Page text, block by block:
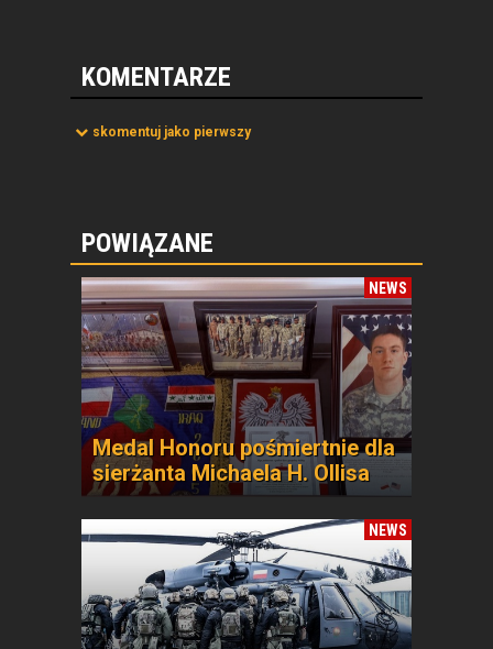
KOMENTARZE
skomentuj jako pierwszy
POWIĄZANE
NEWS
Medal Honoru pośmiertnie dla
sierżanta Michaela H. Ollisa
NEWS